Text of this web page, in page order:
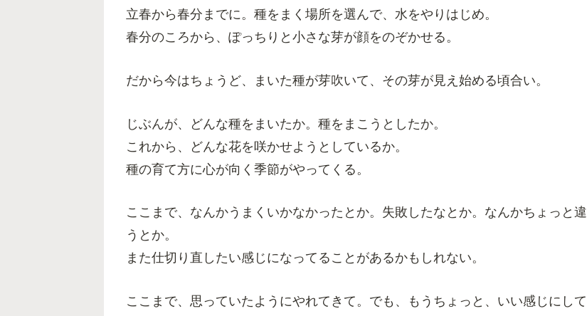
立春から春分までに。種をまく場所を選んで、水をやりはじめ。
春分のころから、ぽっちりと小さな芽が顔をのぞかせる。
だから今はちょうど、まいた種が芽吹いて、その芽が見え始める頃合い。
じぶんが、どんな種をまいたか。種をまこうとしたか。
これから、どんな花を咲かせようとしているか。
種の育て方に心が向く季節がやってくる。
ここまで、なんかうまくいかなかったとか。失敗したなとか。なんかちょっと違
うとか。
また仕切り直したい感じになってることがあるかもしれない。
ここまで、思っていたようにやれてきて。でも、もうちょっと、いい感じにして